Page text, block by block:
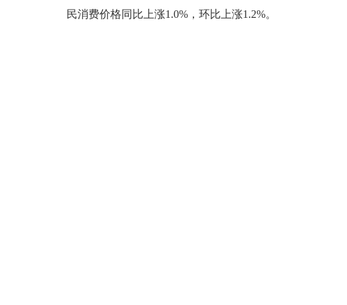
民消费价格同比上涨1.0%，环比上涨1.2%。